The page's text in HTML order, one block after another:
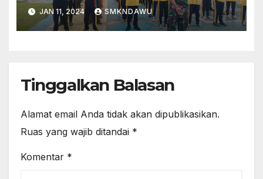
JAN 11, 2024 SMKNDAWU
Tinggalkan Balasan
Alamat email Anda tidak akan dipublikasikan.
Ruas yang wajib ditandai *
Komentar *